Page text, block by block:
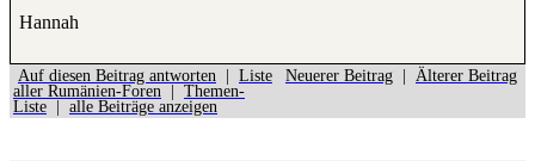
Hannah
Auf diesen Beitrag antworten
Liste
aller Rumänien-Foren
Themen-
Liste
alle Beiträge anzeigen
Neuerer Beitrag Älterer Beitrag